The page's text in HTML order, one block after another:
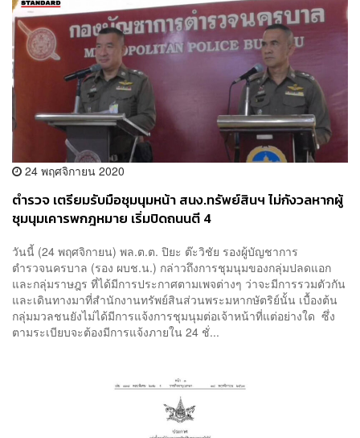
24 พฤศจิกายน 2020
ตำรวจ เตรียมรับมือชุมนุมหน้า สนง.ทรัพย์สินฯ ไม่กังวลหากผู้
ชุมนุมเคารพกฎหมาย เริ่มปิดถนนตี 4
วันนี้ (24 พฤศจิกายน) พล.ต.ต. ปิยะ ต๊ะวิชัย รองผู้บัญชาการ
ตำรวจนครบาล (รอง ผบช.น.) กล่าวถึงการชุมนุมของกลุ่มปลดแอก
และกลุ่มราษฎร ที่ได้มีการประกาศตามเพจต่างๆ ว่าจะมีการรวมตัวกัน
และเดินทางมาที่สำนักงานทรัพย์สินส่วนพระมหากษัตริย์นั้น เบื้องต้น
กลุ่มมวลชนยังไม่ได้มีการแจ้งการชุมนุมต่อเจ้าหน้าที่แต่อย่างใด ซึ่ง
ตามระเบียบจะต้องมีการแจ้งภายใน 24 ชั่...